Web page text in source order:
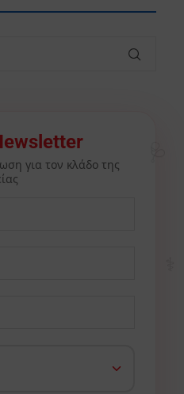
για τον κλάδο της